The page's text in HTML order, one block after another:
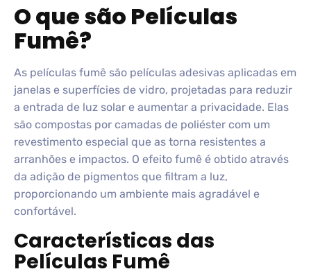
O que são Películas
Fumê?
As películas fumê são películas adesivas aplicadas em
janelas e superfícies de vidro, projetadas para reduzir
a entrada de luz solar e aumentar a privacidade. Elas
são compostas por camadas de poliéster com um
revestimento especial que as torna resistentes a
arranhões e impactos. O efeito fumê é obtido através
da adição de pigmentos que filtram a luz,
proporcionando um ambiente mais agradável e
confortável.
Características das
Películas Fumê